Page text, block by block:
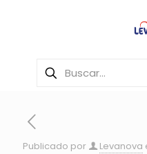
Publicado por Levanova